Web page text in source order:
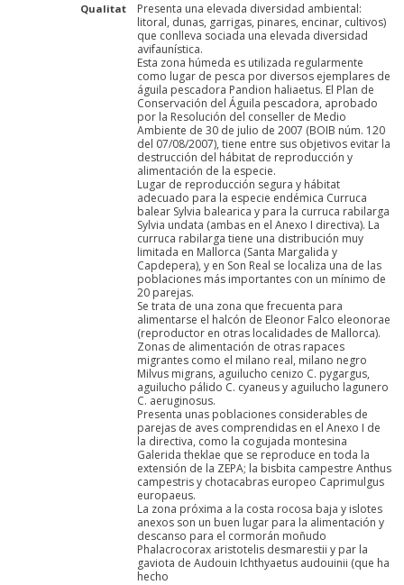
Qualitat
Presenta una elevada diversidad ambiental:
litoral, dunas, garrigas, pinares, encinar, cultivos)
que conlleva sociada una elevada diversidad
avifaunística.
Esta zona húmeda es utilizada regularmente
como lugar de pesca por diversos ejemplares de
águila pescadora Pandion haliaetus. El Plan de
Conservación del Águila pescadora, aprobado
por la Resolución del conseller de Medio
Ambiente de 30 de julio de 2007 (BOIB núm. 120
del 07/08/2007), tiene entre sus objetivos evitar la
destrucción del hábitat de reproducción y
alimentación de la especie.
Lugar de reproducción segura y hábitat
adecuado para la especie endémica Curruca
balear Sylvia balearica y para la curruca rabilarga
Sylvia undata (ambas en el Anexo I directiva). La
curruca rabilarga tiene una distribución muy
limitada en Mallorca (Santa Margalida y
Capdepera), y en Son Real se localiza una de las
poblaciones más importantes con un mínimo de
20 parejas.
Se trata de una zona que frecuenta para
alimentarse el halcón de Eleonor Falco eleonorae
(reproductor en otras localidades de Mallorca).
Zonas de alimentación de otras rapaces
migrantes como el milano real, milano negro
Milvus migrans, aguilucho cenizo C. pygargus,
aguilucho pálido C. cyaneus y aguilucho lagunero
C. aeruginosus.
Presenta unas poblaciones considerables de
parejas de aves comprendidas en el Anexo I de
la directiva, como la cogujada montesina
Galerida theklae que se reproduce en toda la
extensión de la ZEPA; la bisbita campestre Anthus
campestris y chotacabras europeo Caprimulgus
europaeus.
La zona próxima a la costa rocosa baja y islotes
anexos son un buen lugar para la alimentación y
descanso para el cormorán moñudo
Phalacrocorax aristotelis desmarestii y par la
gaviota de Audouin Ichthyaetus audouinii (que ha
hecho